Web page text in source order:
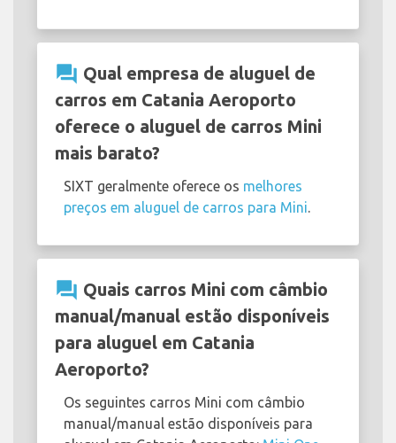
question_answer Qual empresa de aluguel de
carros em Catania Aeroporto
oferece o aluguel de carros Mini
mais barato?
SIXT geralmente oferece os melhores
preços em aluguel de carros para Mini
question_answer Quais carros Mini com câmbio
manual/manual estão disponíveis
para aluguel em Catania
Aeroporto?
Os seguintes carros Mini com câmbio
manual/manual estão disponíveis para